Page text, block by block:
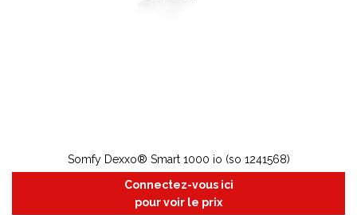
Somfy Dexxo® Smart 1000 io (so 1241568)
Connectez-vous ici
pour voir le prix